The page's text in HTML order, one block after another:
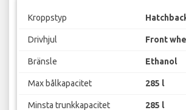
Kroppstyp
Drivhjul Front
Bränsle Ethanol
Max bålkapacitet 285 l
Minsta trunkkapacitet 285 l